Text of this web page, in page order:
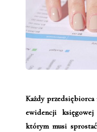
Każdy
ewidencji
którym musi